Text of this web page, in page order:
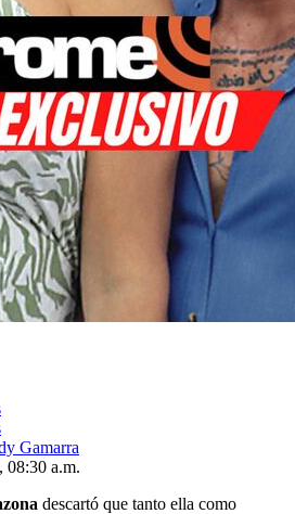
Gamarra
08:30 a.m.
descartó que tanto ella como